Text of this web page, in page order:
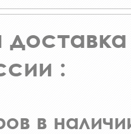
:
в